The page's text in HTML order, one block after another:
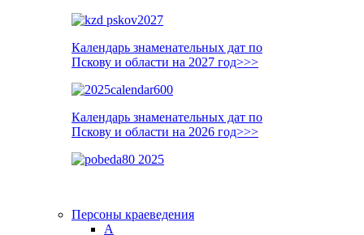
Календарь знаменательных дат по
Пскову и области на 2027 год>>>
Календарь знаменательных дат по
Пскову и области на 2026 год>>>
Персоны краеведения
А